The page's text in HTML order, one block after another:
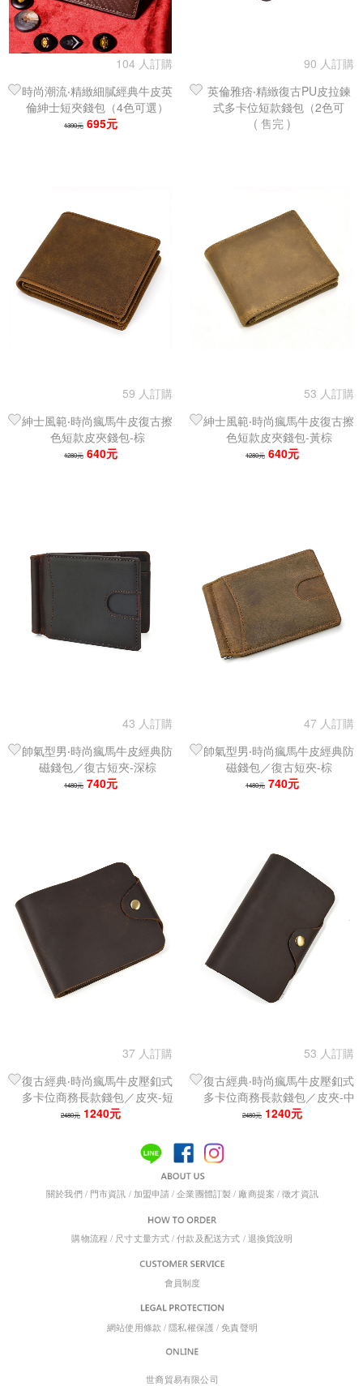
104 人訂購
時尚潮流‧精緻細膩經典牛皮英
倫紳士短夾錢包（4色可選）
1390元 695元
90 人訂購
英倫雅痞‧精緻復古PU皮拉鍊
式多卡位短款錢包（2色可
選）
( 售完 )
59 人訂購
紳士風範‧時尚瘋馬牛皮復古擦
色短款皮夾錢包-棕
1280元 640元
53 人訂購
紳士風範‧時尚瘋馬牛皮復古擦
色短款皮夾錢包-黃棕
1280元 640元
43 人訂購
帥氣型男‧時尚瘋馬牛皮經典防
磁錢包／復古短夾-深棕
1480元 740元
47 人訂購
帥氣型男‧時尚瘋馬牛皮經典防
磁錢包／復古短夾-棕
1480元 740元
37 人訂購
復古經典‧時尚瘋馬牛皮壓釦式
多卡位商務長款錢包／皮夾-短
夾款
2480元 1240元
53 人訂購
復古經典‧時尚瘋馬牛皮壓釦式
多卡位商務長款錢包／皮夾-中
夾款
2480元 1240元